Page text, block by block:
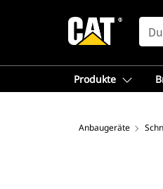
Produkte
Anbaugeräte